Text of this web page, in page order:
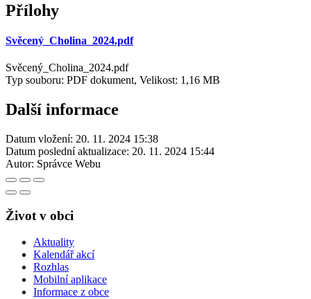
Přílohy
Svěcený_Cholina_2024.pdf
Svěcený_Cholina_2024.pdf
Typ souboru: PDF dokument, Velikost: 1,16 MB
Další informace
Datum vložení: 20. 11. 2024 15:38
Datum poslední aktualizace: 20. 11. 2024 15:44
Autor: Správce Webu
Život v obci
Aktuality
Kalendář akcí
Rozhlas
Mobilní aplikace
Informace z obce